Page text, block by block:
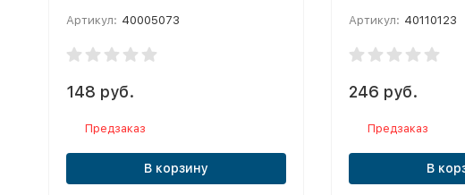
Артикул: 40005073
148 руб.
Предзаказ
В корзину
Артикул: 40110123
246 руб.
Предзаказ
В